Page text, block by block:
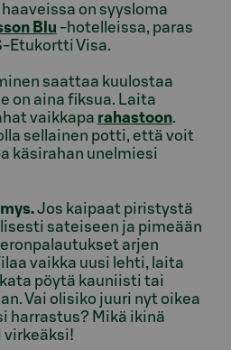
on syysloma
Blu -hotelleissa, paras
Etukortti Visa.
saattaa kuulostaa
on aina fiksua. Laita
vaikkapa rahastoon.
sellainen potti, että voit
käsirahan unelmiesi
Jos kaipaat piristystä
sateiseen ja pimeään
arjen
vaikka uusi lehti, laita
pöytä kauniisti tai
Vai olisiko juuri nyt oikea
harrastus? Mikä ikinä
virkeäksi!